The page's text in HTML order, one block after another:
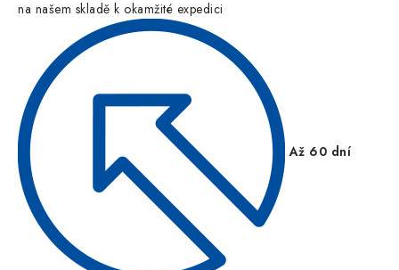
na našem skladě k okamžité expedici
Až 60 dní